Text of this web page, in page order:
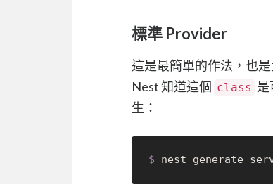
標準 Provider
這是最簡單的作法，也
Nest 知道這個 class 是
生：
$ nest generate